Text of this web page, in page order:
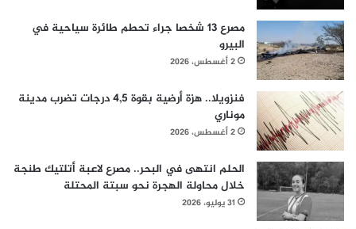
مصرع 13 شخصا جراء تحطم طائرة سياحية في
البيرو
2 أغسطس، 2026
فنزويلا.. هزة أرضية بقوة 4,5 درجات تضرب مدينة
موناري
2 أغسطس، 2026
الحلم انتهى في البحر.. مصرع لاعبة أتلتيك طنجة
خلال محاولة الهجرة نحو سبتة المحتلة
31 يوليو، 2026